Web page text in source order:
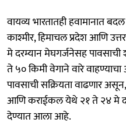
वायव्य भारतातही हवामानात
काश्मीर, हिमाचल प्रदेश आणि
मे दरम्यान मेघगर्जनेसह
ते ५० किमी वेगाने वारे
पावसाची सक्रियता वाढणार
आणि कराईकल येथे २१ ते २४ मे
देण्यात आला आहे.